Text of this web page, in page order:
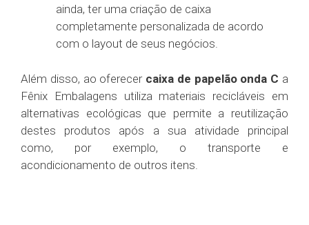
ainda, ter uma criação de caixa
completamente personalizada de acordo
com o layout de seus negócios.
Além disso, ao oferecer caixa de papelão onda C a
Fênix Embalagens utiliza materiais recicláveis em
alternativas ecológicas que permite a reutilização
destes produtos após a sua atividade principal
como, por exemplo, o transporte e
acondicionamento de outros itens.